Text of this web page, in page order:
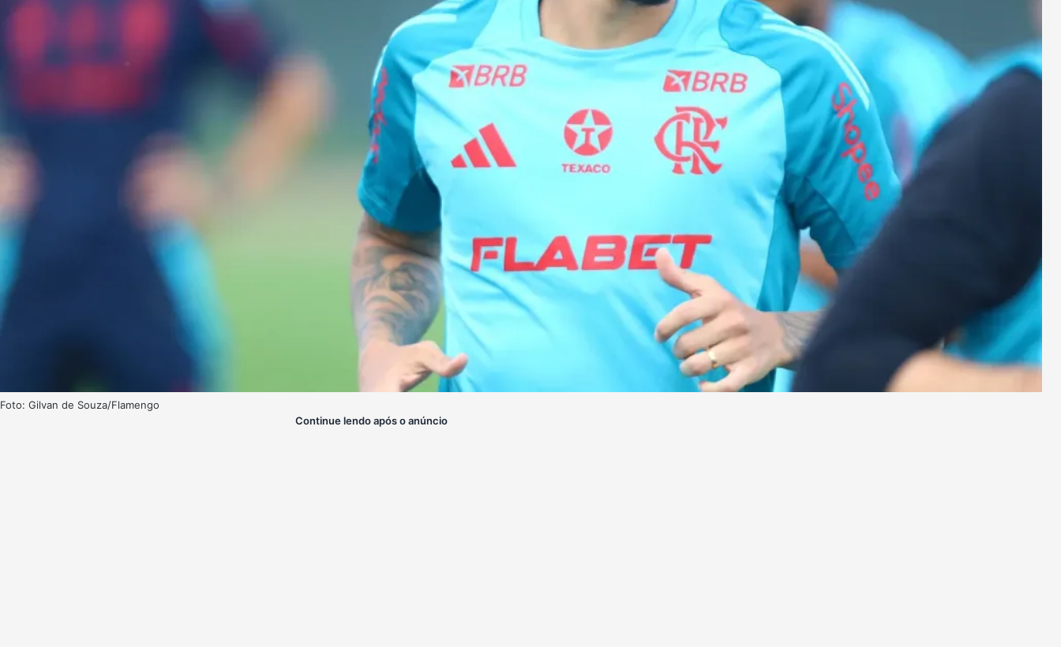
Foto: Gilvan de Souza/Flamengo
Continue lendo após o anúncio